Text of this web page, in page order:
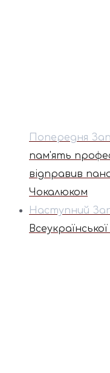
Попередня
пам'ять
відправив
Чокалюком
Наступний